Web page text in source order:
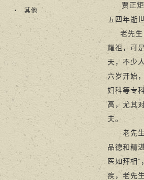
其他
贾正
五四年逝
老先生自
耀祖，可
天，不少
六岁开始
妇科等专
高，尤其
夫。
老先生
品德和精
医如拜相
疾，老先